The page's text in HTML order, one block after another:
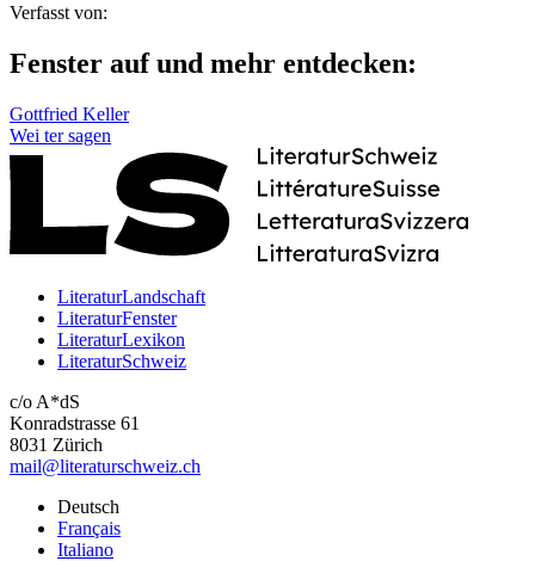
Verfasst von:
Fenster auf und mehr entdecken:
Gottfried Keller
Wei ter sagen
LiteraturLandschaft
LiteraturFenster
LiteraturLexikon
LiteraturSchweiz
c/o A*dS
Konradstrasse 61
8031 Zürich
mail@literaturschweiz.ch
Deutsch
Français
Italiano